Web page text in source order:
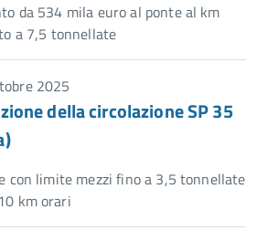
da 534 mila euro al ponte al km
a 7,5 tonnellate
2025
della circolazione SP 35
con limite mezzi fino a 3,5 tonnellate
km orari